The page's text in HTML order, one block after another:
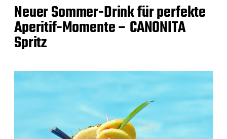
Neuer Sommer-Drink für perfekte
Aperitif-Momente – CANONITA
Spritz